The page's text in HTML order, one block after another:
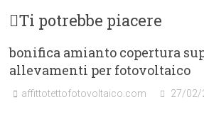
Ti potrebbe piacere
bonifica amianto copertura
allevamenti per fotovoltaico
affittotettofotovoltaico.com 27/02/